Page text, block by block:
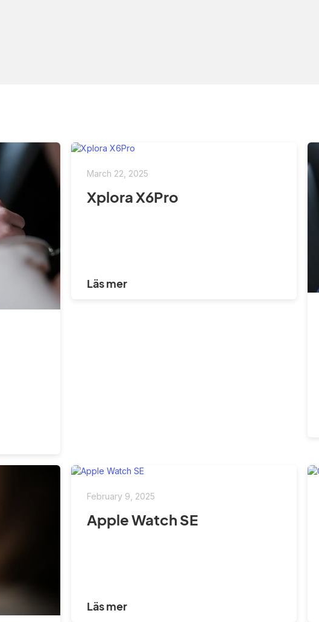
March 22, 2025
Xplora X6Pro
Läs mer
February 9, 2025
Apple Watch SE
Läs mer